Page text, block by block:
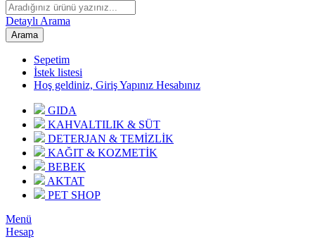
Detaylı Arama
Arama
Sepetim
İstek listesi
Hoş geldiniz, Giriş Yapınız Hesabınız
GIDA
KAHVALTILIK & SÜT
DETERJAN & TEMİZLİK
KAĞIT & KOZMETİK
BEBEK
AKTAT
PET SHOP
Menü
Hesap